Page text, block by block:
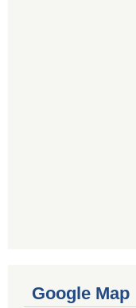
Google Map